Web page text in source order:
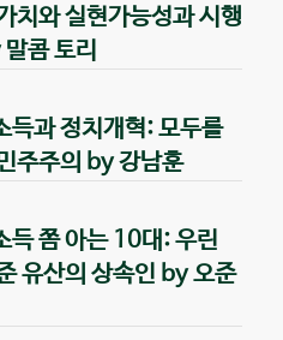
치와 실현가능성과 시행
콤 토리
득과 정치개혁: 모두를
주주의 by 강남훈
득 쫌 아는 10대: 우린
유산의 상속인 by 오준